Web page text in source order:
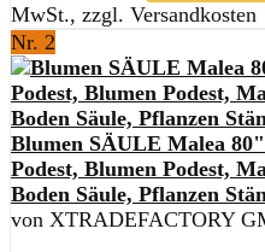
MwSt., zzgl. Versandkosten
Nr. 2
Blumen SÄULE Malea
Podest, Blumen Podest,
Boden Säule, Pflanzen
von XTRADEFACTORY